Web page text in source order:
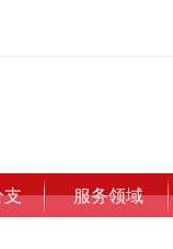
支 服务领域